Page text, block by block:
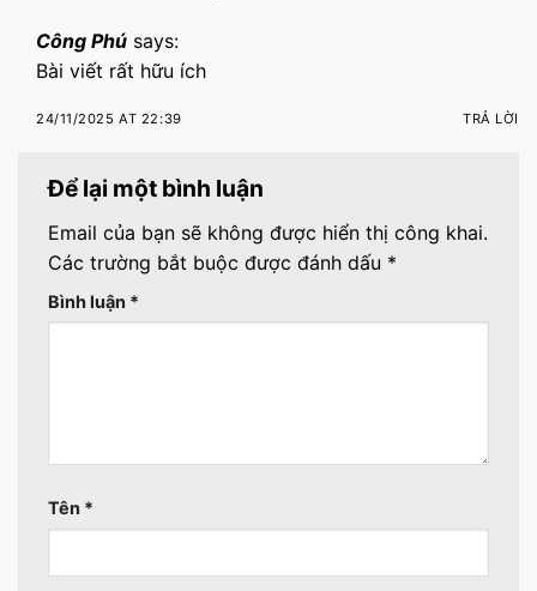
Công Phú says:
Bài viết rất hữu ích
24/11/2025 AT 22:39 TRẢ LỜI
Để lại một bình luận
Email của bạn sẽ không được hiển thị công khai.
Các trường bắt buộc được đánh dấu *
Bình luận *
Tên *